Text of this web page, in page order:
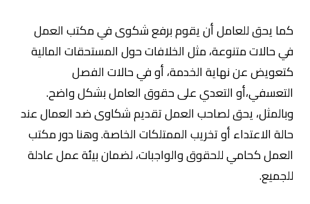
كما يحق للعامل أن يقوم برفع شكوى في مكتب العمل
في حالات متنوعة، مثل الخلافات حول المستحقات المالية
كتعويض عن نهاية الخدمة، أو في حالات الفصل
التعسفي،أو التعدي على حقوق العامل بشكل واضح.
وبالمثل، يحق لصاحب العمل تقديم شكاوى ضد العمال عند
حالة الاعتداء أو تخريب الممتلكات الخاصة. وهنا دور مكتب
العمل كحامي للحقوق والواجبات، لضمان بيئة عمل عادلة
للجميع.